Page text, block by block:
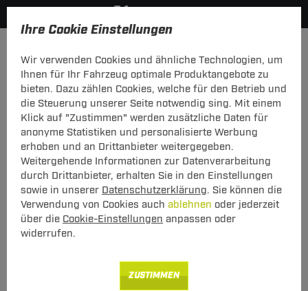
Ihre Cookie Einstellungen
Wir verwenden Cookies und ähnliche Technologien, um
Ihnen für Ihr Fahrzeug optimale Produktangebote zu
bieten. Dazu zählen Cookies, welche für den Betrieb und
die Steuerung unserer Seite notwendig sing. Mit einem
Klick auf "Zustimmen" werden zusätzliche Daten für
anonyme Statistiken und personalisierte Werbung
erhoben und an Drittanbieter weitergegeben.
Weitergehende Informationen zur Datenverarbeitung
durch Drittanbieter, erhalten Sie in den Einstellungen
sowie in unserer Datenschutzerklärung. Sie können die
Verwendung von Cookies auch ablehnen oder jederzeit
über die Cookie-Einstellungen anpassen oder
widerrufen.
ZUSTIMMEN
MODELÜBERSICHT
PKW-Kupplungskonfigurator
Die folgende Auflistung schützt Sie und andere in Ihrer
Umgebung und ermöglicht ein unbeschwertes
Urlaubserlebnis.
1
Hersteller
2
Modell
3
Anhängerkupplung und Elektrosatz für den
Citroen Berlingo finden.